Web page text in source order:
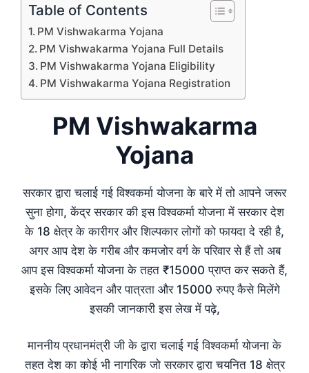
Table of Contents
PM Vishwakarma Yojana
PM Vishwakarma Yojana Full Details
PM Vishwakarma Yojana Eligibility
PM Vishwakarma Yojana Registration
PM Vishwakarma
Yojana
सरकार द्वारा चलाई गई विश्वकर्मा योजना के बारे में तो आपने जरूर
सुना होगा, केंद्र सरकार की इस विश्वकर्मा योजना में सरकार देश
के 18 क्षेत्र के कारीगर और शिल्पकार लोगों को फायदा दे रही है,
अगर आप देश के गरीब और कमजोर वर्ग के परिवार से हैं तो अब
आप इस विश्वकर्मा योजना के तहत ₹15000 प्राप्त कर सकते हैं,
इसके लिए आवेदन और पात्रता और 15000 रुपए कैसे मिलेंगे
इसकी जानकारी इस लेख में पढ़े,
माननीय प्रधानमंत्री जी के द्वारा चलाई गई विश्वकर्मा योजना के
तहत देश का कोई भी नागरिक जो सरकार द्वारा चयनित 18 क्षेत्र